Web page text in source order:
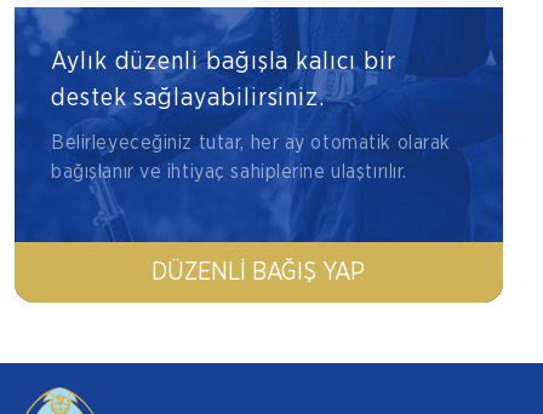
Aylık düzenli bağışla kalıcı bir
destek sağlayabilirsiniz.
Belirleyeceğiniz tutar, her ay otomatik olarak
bağışlanır ve ihtiyaç sahiplerine ulaştırılır.
DÜZENLI BAĞIŞ YAP